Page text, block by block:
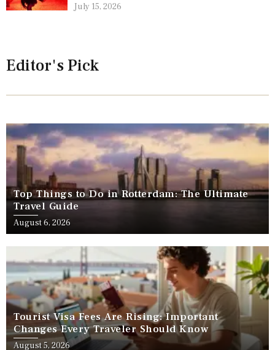
July 15, 2026
Editor's Pick
Top Things to Do in Rotterdam: The Ultimate
Travel Guide
August 6, 2026
Tourist Visa Fees Are Rising: Important
Changes Every Traveler Should Know
August 5, 2026